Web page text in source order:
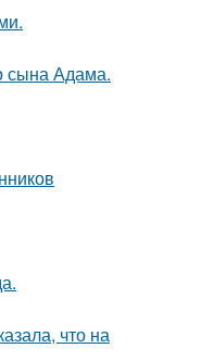
сына Адама.
что на